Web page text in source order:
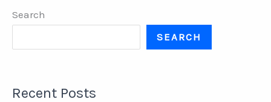
Search
SEARCH
Recent Posts